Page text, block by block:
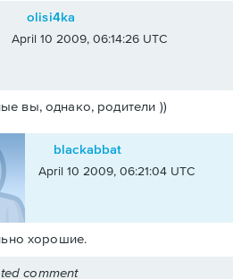
olisi4ka
April 10 2009, 06:14:26 UTC
вы, однако, родители ))
blackabbat
April 10 2009, 06:21:04 UTC
хорошие.
comment